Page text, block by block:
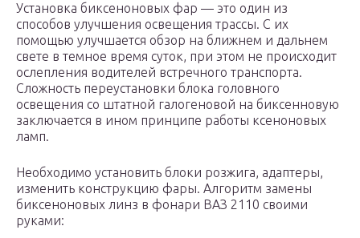
Установка биксеноновых фар — это один из
способов улучшения освещения трассы. С их
помощью улучшается обзор на ближнем и дальнем
свете в темное время суток, при этом не происходит
ослепления водителей встречного транспорта.
Сложность переустановки блока головного
освещения со штатной галогеновой на биксенновую
заключается в ином принципе работы ксеноновых
ламп.
Необходимо установить блоки розжига, адаптеры,
изменить конструкцию фары. Алгоритм замены
биксеноновых линз в фонари ВАЗ 2110 своими
руками: